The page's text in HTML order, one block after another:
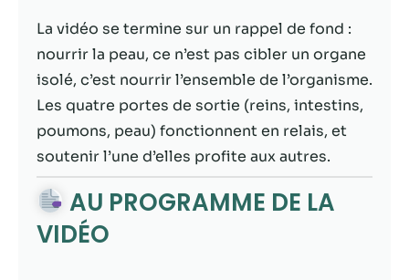
La vidéo se termine sur un rappel de fond :
nourrir la peau, ce n’est pas cibler un organe
isolé, c’est nourrir l’ensemble de l’organisme.
Les quatre portes de sortie (reins, intestins,
poumons, peau) fonctionnent en relais, et
soutenir l’une d’elles profite aux autres.
AU PROGRAMME DE LA
VIDÉO
fonctionnalités
disparaîtront
du site Web.
Marketing
En partageant
votre intérêt et
votre
comportement